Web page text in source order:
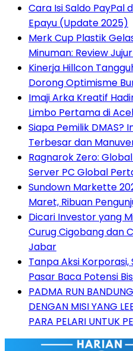
Cara Isi Saldo PayPal
Epayu (Update 2025)
Merk Cup Plastik
Minuman: Review Jujur
Kinerja Hillcon
Dorong Optimisme
Imaji Arka Kreatif
Limbo Pertama di
Siapa Pemilik DMAS?
Terbesar dan
Ragnarok Zero:
Server PC Global
Sundown Markette
Maret, Ribuan
Dicari Investor yang
Curug Cigobang dan
Jabar
Tanpa Aksi Korporasi,
Pasar Baca Potensi
PADMA RUN
DENGAN MISI YANG
PARA PELARI UNTUK